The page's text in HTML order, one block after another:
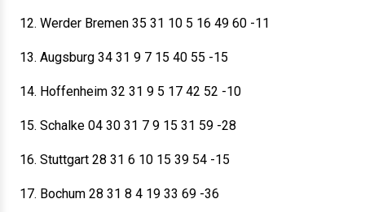
12. Werder Bremen 35 31 10 5 16 49 60 -11
13. Augsburg 34 31 9 7 15 40 55 -15
14. Hoffenheim 32 31 9 5 17 42 52 -10
15. Schalke 04 30 31 7 9 15 31 59 -28
16. Stuttgart 28 31 6 10 15 39 54 -15
17. Bochum 28 31 8 4 19 33 69 -36